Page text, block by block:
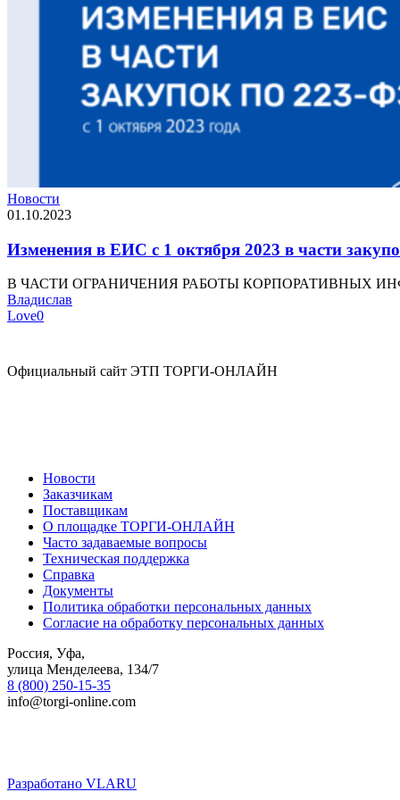
Новости
01.10.2023
Изменения в ЕИС с 1 октября 2023 в части
В ЧАСТИ ОГРАНИЧЕНИЯ РАБОТЫ КОРПОРАТИВНЫХ
Владислав
Love0
Официальный сайт ЭТП ТОРГИ-ОНЛАЙН
Новости
Заказчикам
Поставщикам
О площадке ТОРГИ-ОНЛАЙН
Часто задаваемые вопросы
Техническая поддержка
Справка
Документы
Политика обработки персональных данных
Согласие на обработку персональных данных
Россия, Уфа,
улица Менделеева, 134/7
8 (800) 250-15-35
info@torgi-online.com
Разработано VLARU